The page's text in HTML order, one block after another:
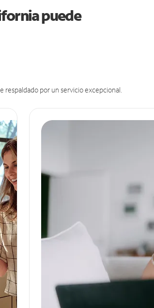
puede
por un servicio excepcional.